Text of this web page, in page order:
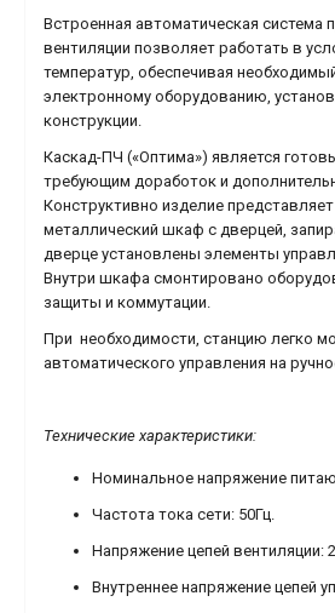
Встроенная автоматическая система
вентиляции позволяет работать в
температур, обеспечивая
электронному оборудованию,
конструкции.
Каскад-ПЧ («Оптима») является
требующим доработок и
Конструктивно изделие
металлический шкаф с дверцей,
дверце установлены элементы
Внутри шкафа смонтировано
защиты и коммутации.
При необходимости, станцию легко
автоматического управления на
Технические характеристики:
Номинальное напряжение
Частота тока сети: 50Гц.
Напряжение цепей вентиляции:
Внутреннее напряжение цепей